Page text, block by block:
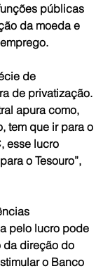
públicas
da moeda e
de
de privatização.
apura como,
tem que ir para o
esse lucro
o Tesouro”,
pelo lucro pode
da direção do
o Banco